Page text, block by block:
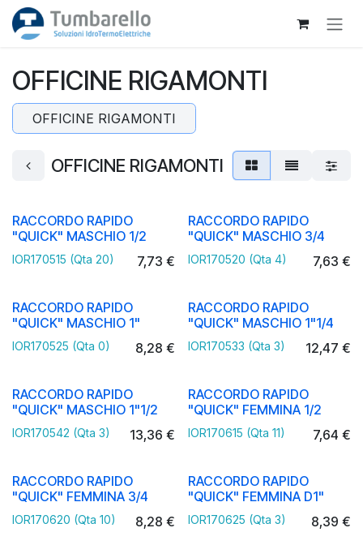
Passa al contenuto
OFFICINE RIGAMONTI
OFFICINE RIGAMONTI
OFFICINE RIGAMONTI
RACCORDO RAPIDO
"QUICK" MASCHIO 1/2
IOR170515 (Qta 20) 7,73 €
RACCORDO RAPIDO
"QUICK" MASCHIO 3/4
IOR170520 (Qta 4) 7,63 €
RACCORDO RAPIDO
"QUICK" MASCHIO 1"
IOR170525 (Qta 0) 8,28 €
RACCORDO RAPIDO
"QUICK" MASCHIO 1"1/4
IOR170533 (Qta 3) 12,47 €
RACCORDO RAPIDO
"QUICK" MASCHIO 1"1/2
IOR170542 (Qta 3) 13,36 €
RACCORDO RAPIDO
"QUICK" FEMMINA 1/2
IOR170615 (Qta 11) 7,64 €
RACCORDO RAPIDO
"QUICK" FEMMINA 3/4
IOR170620 (Qta 10) 8,28 €
RACCORDO RAPIDO
"QUICK" FEMMINA D1"
IOR170625 (Qta 3) 8,39 €